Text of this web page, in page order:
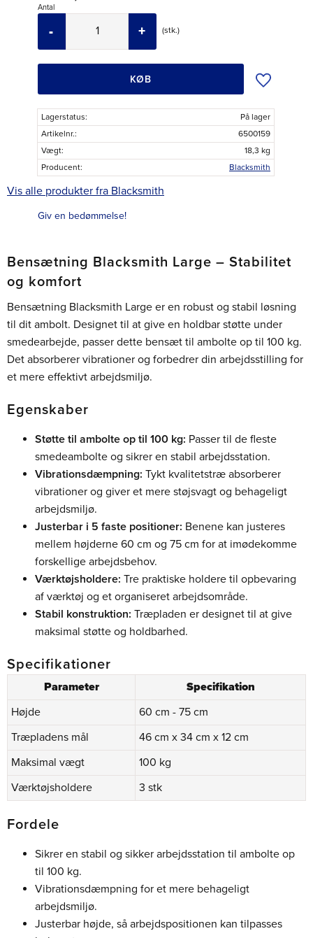
Antal
stk.
+
-
KØB Tilføj til
Lagerstatus
På lager
Artikelnr.
6500159
Vægt
18,3 kg
Producent
Blacksmith
Vis alle produkter fra Blacksmith
Giv en bedømmelse!
Bensætning Blacksmith Large – Stabilitet
og komfort
Bensætning Blacksmith Large er en robust og stabil løsning
til dit ambolt. Designet til at give en holdbar støtte under
smedearbejde, passer dette bensæt til ambolte op til 100 kg.
Det absorberer vibrationer og forbedrer din arbejdsstilling for
et mere effektivt arbejdsmiljø.
Egenskaber
Støtte til ambolte op til 100 kg: Passer til de fleste
smedeambolte og sikrer en stabil arbejdsstation.
Vibrationsdæmpning: Tykt kvalitetstræ absorberer
vibrationer og giver et mere støjsvagt og behageligt
arbejdsmiljø.
Justerbar i 5 faste positioner: Benene kan justeres
mellem højderne 60 cm og 75 cm for at imødekomme
forskellige arbejdsbehov.
Værktøjsholdere: Tre praktiske holdere til opbevaring
af værktøj og et organiseret arbejdsområde.
Stabil konstruktion: Træpladen er designet til at give
maksimal støtte og holdbarhed.
Specifikationer
Parameter
Specifikation
Højde
60 cm - 75 cm
Træpladens mål
46 cm x 34 cm x 12 cm
Maksimal vægt
100 kg
Værktøjsholdere
3 stk
Fordele
Sikrer en stabil og sikker arbejdsstation til ambolte op
til 100 kg.
Vibrationsdæmpning for et mere behageligt
arbejdsmiljø.
Justerbar højde, så arbejdspositionen kan tilpasses